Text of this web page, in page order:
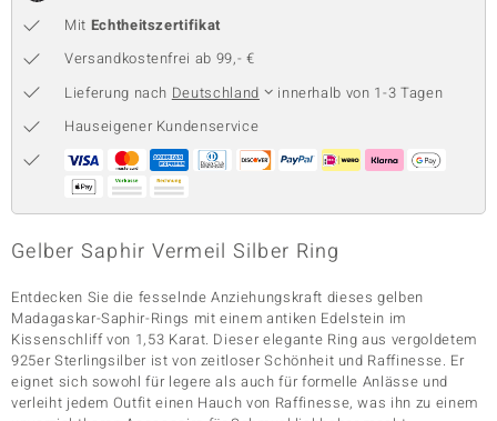
Collection
Classics
Mit Echtheitszertifikat
Versandkostenfrei ab 99,- €
Lieferung nach Deutschland
innerhalb von 1-3 Tagen
Hauseigener Kundenservice
Gelber Saphir Vermeil Silber Ring
Entdecken Sie die fesselnde Anziehungskraft dieses gelben
Madagaskar-Saphir-Rings mit einem antiken Edelstein im
Kissenschliff von 1,53 Karat. Dieser elegante Ring aus vergoldetem
925er Sterlingsilber ist von zeitloser Schönheit und Raffinesse. Er
eignet sich sowohl für legere als auch für formelle Anlässe und
verleiht jedem Outfit einen Hauch von Raffinesse, was ihn zu einem